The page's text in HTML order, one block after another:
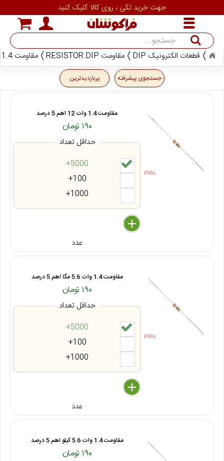
قطعات الکترونیک DIP مقاومت RESISTOR DIP مقاومت 1.4 وات
جستجوی پیشرفته پربازدیدترین
مقاومت 1.4 وات 12 اهم 5 درصد
۱۹۰ تومان
حداقل تعداد
5000+
100+
1000+
delete
remove
add
عدد
مقاومت 1.4 وات 5.6 مگا اهم 5 درصد
۱۹۰ تومان
حداقل تعداد
5000+
100+
1000+
delete
remove
add
عدد
مقاومت 1.4 وات 5.6 کیلو اهم 5 درصد
۱۹۰ تومان
جهت خرید تکی ، روی کالا کلیک کنید
جستجو